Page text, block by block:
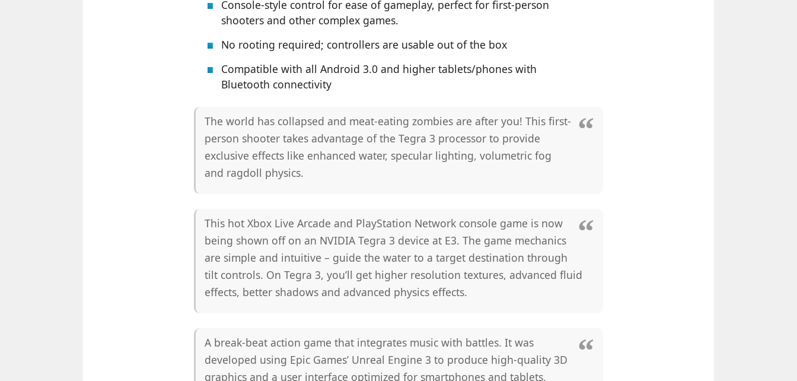
Console-style control for ease of gameplay, perfect for first-person
shooters and other complex games.
No rooting required; controllers are usable out of the box
Compatible with all Android 3.0 and higher tablets/phones with
Bluetooth connectivity
The world has collapsed and meat-eating zombies are after you! This first-
person shooter takes advantage of the Tegra 3 processor to provide
exclusive effects like enhanced water, specular lighting, volumetric fog
and ragdoll physics.
This hot Xbox Live Arcade and PlayStation Network console game is now
being shown off on an NVIDIA Tegra 3 device at E3. The game mechanics
are simple and intuitive – guide the water to a target destination through
tilt controls. On Tegra 3, you’ll get higher resolution textures, advanced fluid
effects, better shadows and advanced physics effects.
A break-beat action game that integrates music with battles. It was
developed using Epic Games’ Unreal Engine 3 to produce high-quality 3D
graphics and a user interface optimized for smartphones and tablets.